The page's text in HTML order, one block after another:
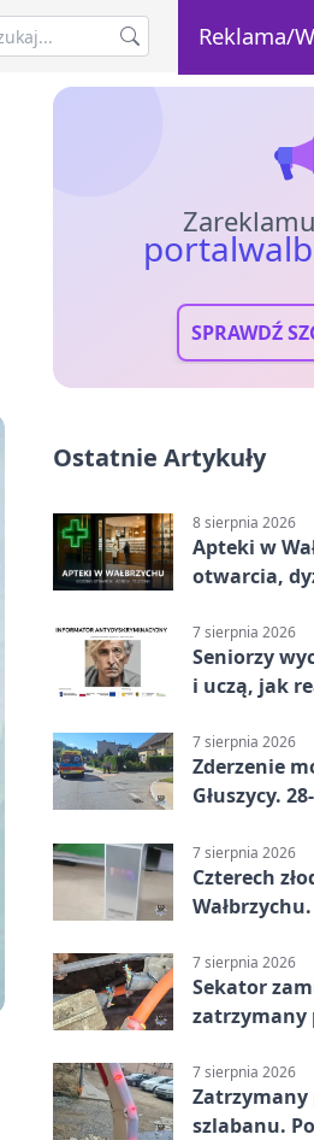
Reklama/
SPRAWDŹ
Ostatnie Artykuły
8 sierpnia 2026
Apteki w
otwarcia,
7 sierpnia 2026
Seniorzy
i uczą, jak
7 sierpnia 2026
Zderzenie
Głuszycy.
7 sierpnia 2026
Czterech
7 sierpnia 2026
Sekator
zatrzymany
7 sierpnia 2026
Zatrzymany
szlabanu.